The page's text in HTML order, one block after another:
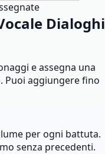
Dialoghi
e assegna una
Puoi aggiungere fino
per ogni battuta.
senza precedenti.